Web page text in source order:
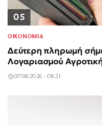
05
ΟΙΚΟΝΟΜΙΑ
Δεύτερη πληρωμή
Λογαριασμού
07/08/2026 - 08:21